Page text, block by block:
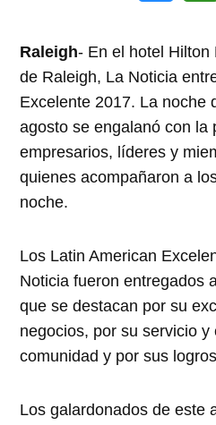
Raleigh- En el hotel Hilton
de Raleigh, La Noticia
Excelente 2017. La noche
agosto se engalanó con la
empresarios, líderes y
quienes acompañaron a
noche.
Los Latin American
Noticia fueron entregados
que se destacan por su
negocios, por su servicio y
comunidad y por sus
Los galardonados de este